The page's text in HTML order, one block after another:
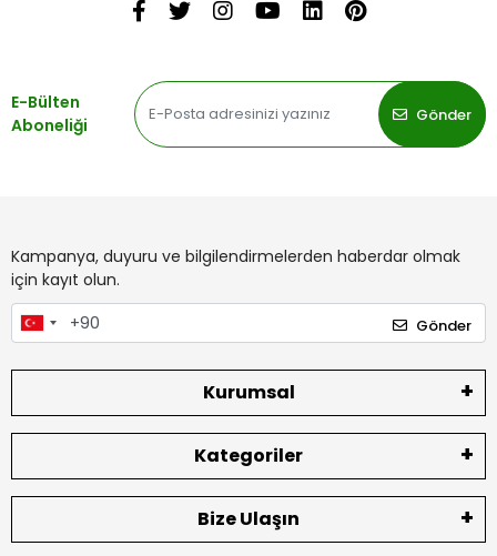
E-Bülten
Aboneliği
Gönder
Kampanya, duyuru ve bilgilendirmelerden haberdar olmak
için kayıt olun.
Gönder
Kurumsal
Kategoriler
Bize Ulaşın